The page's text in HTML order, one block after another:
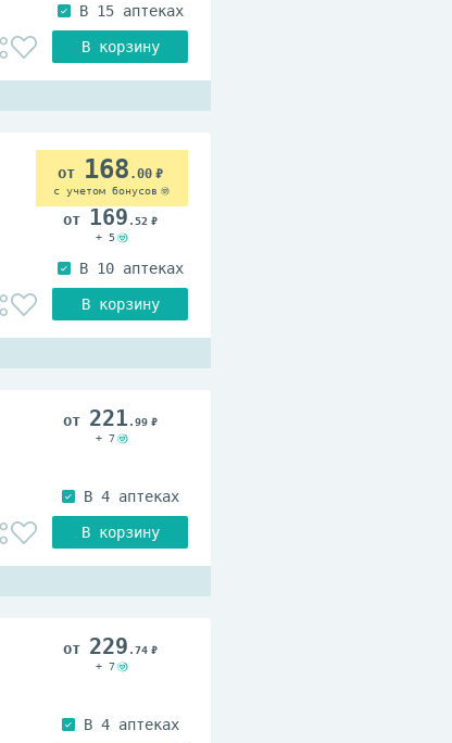
168 .00
с учетом бонусов
169 .52
+ 5
221 .99
+ 7
229 .74
+ 7